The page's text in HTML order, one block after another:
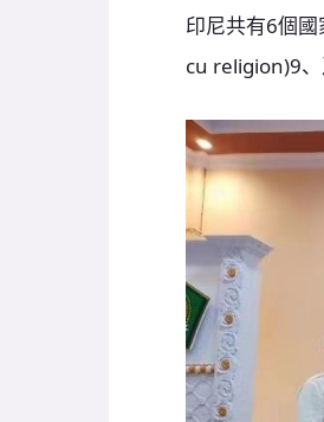
印尼共有6個
cu religion)9、